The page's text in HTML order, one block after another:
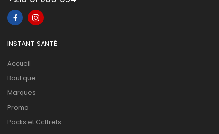
INSTANT SANTÉ
Accueil
Boutique
Marques
Promo
Packs et Coffrets